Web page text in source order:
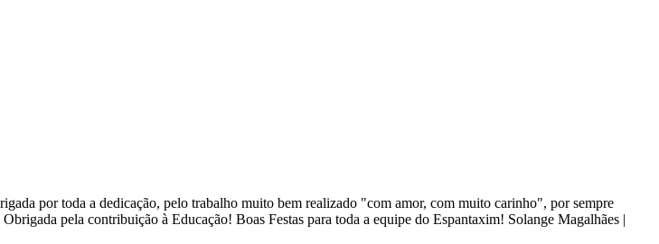
por toda a dedicação, pelo trabalho muito bem realizado "com amor, com muito carinho", por sempre
pela contribuição à Educação! Boas Festas para toda a equipe do Espantaxim! Solange Magalhães |